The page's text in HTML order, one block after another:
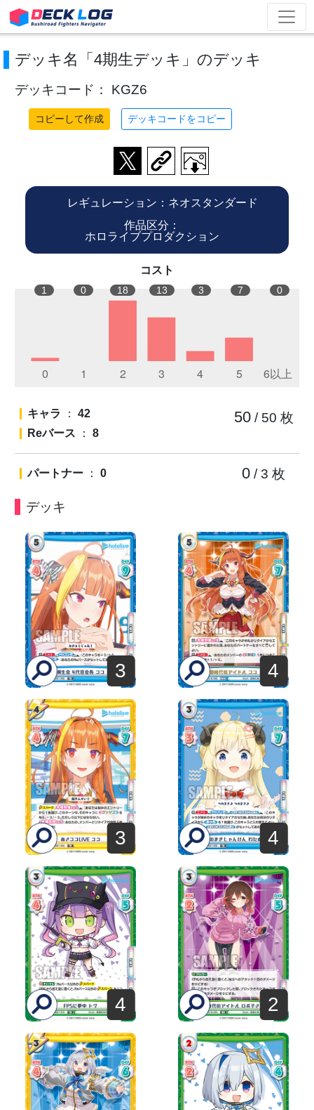
デッキ名「4期生デッキ」のデッキ
デッキコード： KGZ6
コピーして作成 デッキコードをコピー
レギュレーション：ネオスタンダード
作品区分：
ホロライブプロダクション
コスト
1 0 18 13 3 7 0
キャラ ： 42
Reバース ： 8
50/ 50 枚
パートナー ： 0 0 / 3 枚
デッキ
3 4
3 4
4 2